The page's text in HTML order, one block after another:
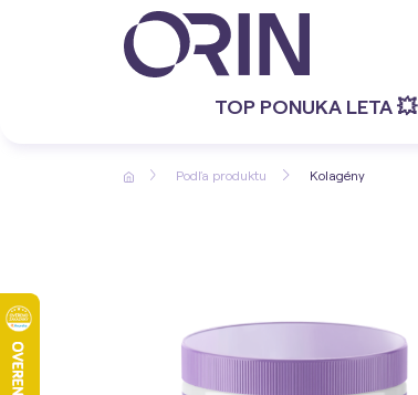
TOP PONUKA LETA 💥
Podľa produktu Kolagény